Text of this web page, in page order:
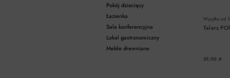
Pokój dziecięcy
Łazienka
Sala konferencyjna
Lokal gastronomiczny
Meble drewniane
Wysyłka od
Talerz
59,00 zł